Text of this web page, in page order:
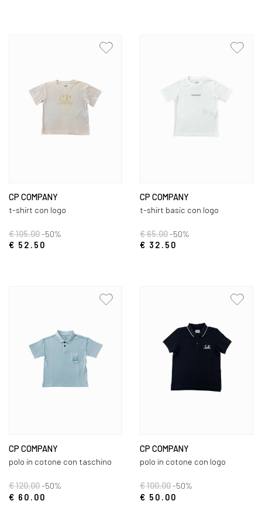
CP COMPANY
t-shirt con logo
€ 105.00-50%
€ 52.50
CP COMPANY
t-shirt basic con logo
€ 65.00-50%
€ 32.50
CP COMPANY
polo in cotone con taschino
€ 120.00-50%
€ 60.00
CP COMPANY
polo in cotone con logo
€ 100.00-50%
€ 50.00